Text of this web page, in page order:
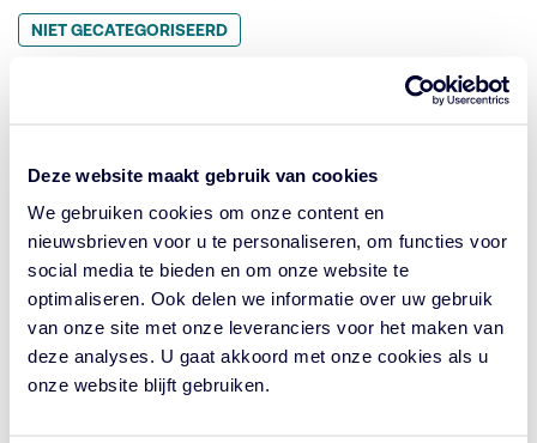
Deze website maakt gebruik van cookies
We gebruiken cookies om onze content en
nieuwsbrieven voor u te personaliseren, om functies voor
social media te bieden en om onze website te
optimaliseren. Ook delen we informatie over uw gebruik
van onze site met onze leveranciers voor het maken van
deze analyses. U gaat akkoord met onze cookies als u
onze website blijft gebruiken.
Geplaatst
NIET GECATEGORISEERD
Dekkingsgraadprotectie is actueler dan ooit. Daarom lanceren
kies je zelf het ideale moment voor het implementeren van
deze tijdelijke extra bescherming. Hoe werkt het en waarom is
het voor pensioenfondsen belangrijk?
Hoe kunnen pensioenfondsen ESG
op derivaten toepassen